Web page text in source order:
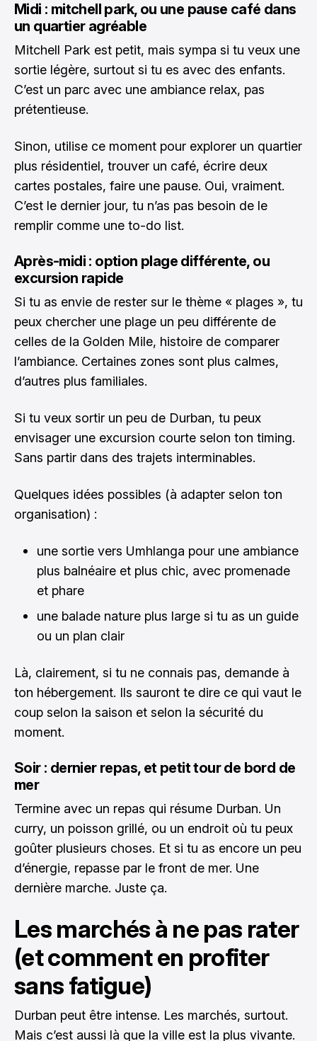
Midi : mitchell park, ou une pause café dans
un quartier agréable
Mitchell Park est petit, mais sympa si tu veux une
sortie légère, surtout si tu es avec des enfants.
C’est un parc avec une ambiance relax, pas
prétentieuse.
Sinon, utilise ce moment pour explorer un quartier
plus résidentiel, trouver un café, écrire deux
cartes postales, faire une pause. Oui, vraiment.
C’est le dernier jour, tu n’as pas besoin de le
remplir comme une to-do list.
Après-midi : option plage différente, ou
excursion rapide
Si tu as envie de rester sur le thème « plages », tu
peux chercher une plage un peu différente de
celles de la Golden Mile, histoire de comparer
l’ambiance. Certaines zones sont plus calmes,
d’autres plus familiales.
Si tu veux sortir un peu de Durban, tu peux
envisager une excursion courte selon ton timing.
Sans partir dans des trajets interminables.
Quelques idées possibles (à adapter selon ton
organisation) :
une sortie vers Umhlanga pour une ambiance
plus balnéaire et plus chic, avec promenade
et phare
une balade nature plus large si tu as un guide
ou un plan clair
Là, clairement, si tu ne connais pas, demande à
ton hébergement. Ils sauront te dire ce qui vaut le
coup selon la saison et selon la sécurité du
moment.
Soir : dernier repas, et petit tour de bord de
mer
Termine avec un repas qui résume Durban. Un
curry, un poisson grillé, ou un endroit où tu peux
goûter plusieurs choses. Et si tu as encore un peu
d’énergie, repasse par le front de mer. Une
dernière marche. Juste ça.
Les marchés à ne pas rater
(et comment en profiter
sans fatigue)
Durban peut être intense. Les marchés, surtout.
Mais c’est aussi là que la ville est la plus vivante.